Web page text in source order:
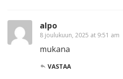
alpo
8 joulukuun, 2025 at 9:51 am
mukana
VASTAA